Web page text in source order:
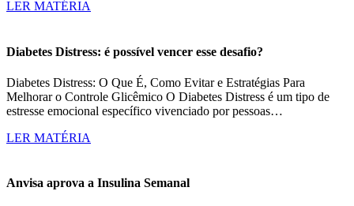
LER MATÉRIA
Diabetes Distress: é possível vencer esse desafio?
Diabetes Distress: O Que É, Como Evitar e Estratégias Para
Melhorar o Controle Glicêmico O Diabetes Distress é um tipo de
estresse emocional específico vivenciado por pessoas…
LER MATÉRIA
Anvisa aprova a Insulina Semanal